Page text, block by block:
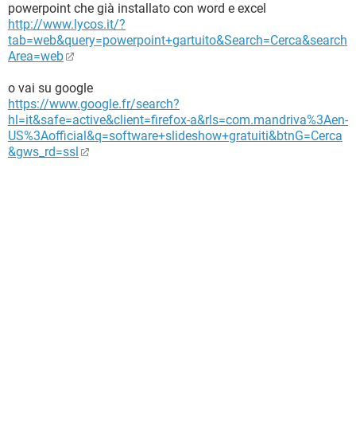
powerpoint che già installato con word e excel
http://www.lycos.it/?
tab=web&query=powerpoint+gartuito&Search=Cerca&search
Area=web
o vai su google
https://www.google.fr/search?
hl=it&safe=active&client=firefox-a&rls=com.mandriva%3Aen-
US%3Aofficial&q=software+slideshow+gratuiti&btnG=Cerca
&gws_rd=ssl